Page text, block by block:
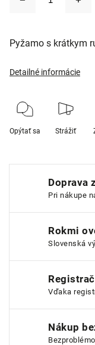
Pyžamo s krátkym
Detailné informácie
Opýtať sa Strážiť
Doprava
Pri nákupe
Rokmi
Slovenská
Vďaka
Nákup